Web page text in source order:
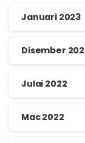
Januari 2023
Disember
Julai 2022
Mac 2022